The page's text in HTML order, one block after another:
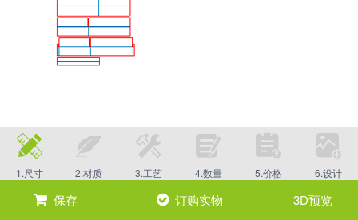
1.尺寸 2.材质 3.工艺 4.数量 5.价格 6.设计
保存 订购实物 3D预览